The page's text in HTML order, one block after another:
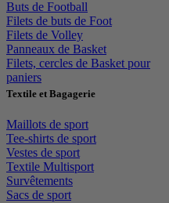
Buts de Football
Filets de buts de Foot
Filets de Volley
Panneaux de Basket
Filets, cercles de Basket pour
paniers
Textile et Bagagerie
Maillots de sport
Tee-shirts de sport
Vestes de sport
Textile Multisport
Survêtements
Sacs de sport